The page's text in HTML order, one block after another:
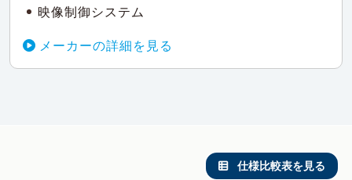
映像制御システム
メーカーの詳細を見る
仕様比較表を見る